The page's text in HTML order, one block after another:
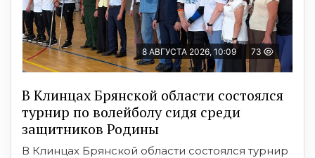
8 АВГУСТА 2026, 10:09 73
В Клинцах Брянской области состоялся
турнир по волейболу сидя среди
защитников Родины
В Клинцах Брянской области состоялся турнир